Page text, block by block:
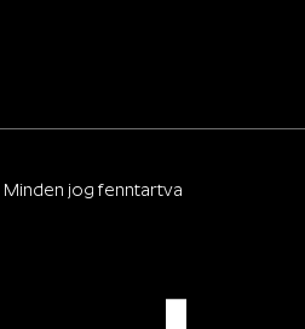
jog fenntartva